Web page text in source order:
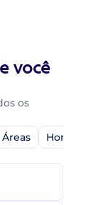
você
os
Áreas Home-